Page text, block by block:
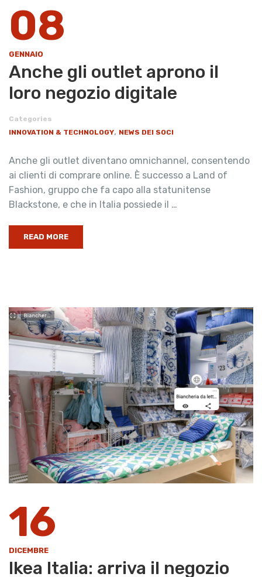
08
GENNAIO
Anche gli outlet aprono il
loro negozio digitale
Categories
INNOVATION & TECHNOLOGY, NEWS DEI SOCI
Anche gli outlet diventano omnichannel, consentendo
ai clienti di comprare online. È successo a Land of
Fashion, gruppo che fa capo alla statunitense
Blackstone, e che in Italia possiede il …
READ MORE
16
DICEMBRE
Ikea Italia: arriva il negozio